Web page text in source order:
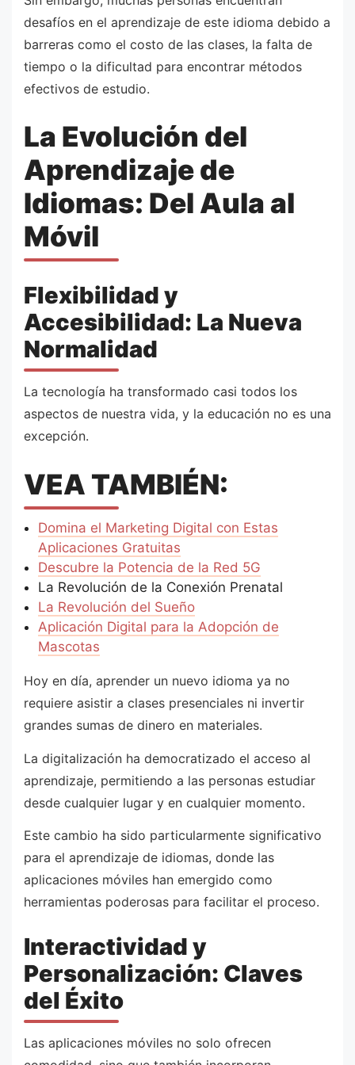
desafíos en el aprendizaje de este idioma debido a
barreras como el costo de las clases, la falta de
tiempo o la dificultad para encontrar métodos
efectivos de estudio.
La Evolución del
Aprendizaje de
Idiomas: Del Aula al
Móvil
Flexibilidad y
Accesibilidad: La Nueva
Normalidad
La tecnología ha transformado casi todos los
aspectos de nuestra vida, y la educación no es una
excepción.
VEA TAMBIÉN:
Domina el Marketing Digital con Estas
Aplicaciones Gratuitas
Descubre la Potencia de la Red 5G
La Revolución de la Conexión Prenatal
La Revolución del Sueño
Aplicación Digital para la Adopción de
Mascotas
Hoy en día, aprender un nuevo idioma ya no
requiere asistir a clases presenciales ni invertir
grandes sumas de dinero en materiales.
La digitalización ha democratizado el acceso al
aprendizaje, permitiendo a las personas estudiar
desde cualquier lugar y en cualquier momento.
Este cambio ha sido particularmente significativo
para el aprendizaje de idiomas, donde las
aplicaciones móviles han emergido como
herramientas poderosas para facilitar el proceso.
Interactividad y
Personalización: Claves
del Éxito
Las aplicaciones móviles no solo ofrecen